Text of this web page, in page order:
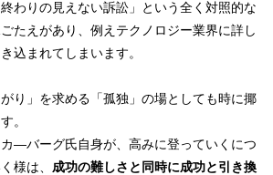
終わりの見えない訴訟」という全く対照的な
たえがあり、例えテクノロジー業界に詳し
込まれてしまいます。
り」を求める「孤独」の場としても時に揶
。
―バーグ氏自身が、高みに登っていくにつ
様は、 成功の難しさと同時に成功と引き換